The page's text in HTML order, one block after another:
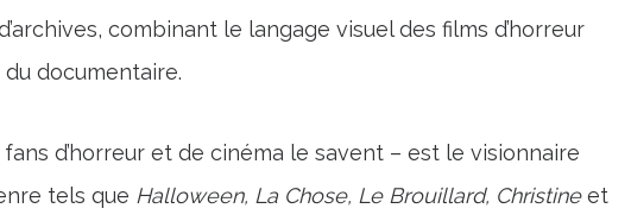
combinant le langage visuel des films d’horreur
documentaire.
d’horreur et de cinéma le savent – ​​est le visionnaire
tels que Halloween, La Chose, Le Brouillard, Christineet